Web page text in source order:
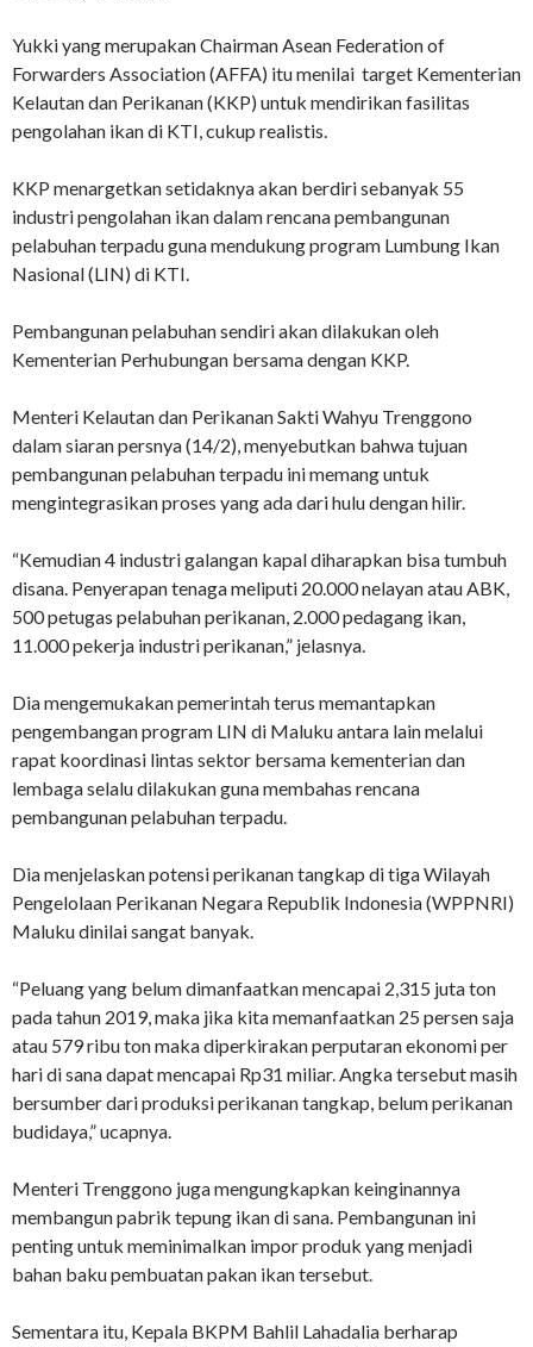
Yukki yang merupakan Chairman Asean Federation of
Forwarders Association (AFFA) itu menilai target Kementerian
Kelautan dan Perikanan (KKP) untuk mendirikan fasilitas
pengolahan ikan di KTI, cukup realistis.
KKP menargetkan setidaknya akan berdiri sebanyak 55
industri pengolahan ikan dalam rencana pembangunan
pelabuhan terpadu guna mendukung program Lumbung Ikan
Nasional (LIN) di KTI.
Pembangunan pelabuhan sendiri akan dilakukan oleh
Kementerian Perhubungan bersama dengan KKP.
Menteri Kelautan dan Perikanan Sakti Wahyu Trenggono
dalam siaran persnya (14/2), menyebutkan bahwa tujuan
pembangunan pelabuhan terpadu ini memang untuk
mengintegrasikan proses yang ada dari hulu dengan hilir.
“Kemudian 4 industri galangan kapal diharapkan bisa tumbuh
disana. Penyerapan tenaga meliputi 20.000 nelayan atau ABK,
500 petugas pelabuhan perikanan, 2.000 pedagang ikan,
11.000 pekerja industri perikanan,” jelasnya.
Dia mengemukakan pemerintah terus memantapkan
pengembangan program LIN di Maluku antara lain melalui
rapat koordinasi lintas sektor bersama kementerian dan
lembaga selalu dilakukan guna membahas rencana
pembangunan pelabuhan terpadu.
Dia menjelaskan potensi perikanan tangkap di tiga Wilayah
Pengelolaan Perikanan Negara Republik Indonesia (WPPNRI)
Maluku dinilai sangat banyak.
“Peluang yang belum dimanfaatkan mencapai 2,315 juta ton
pada tahun 2019, maka jika kita memanfaatkan 25 persen saja
atau 579 ribu ton maka diperkirakan perputaran ekonomi per
hari di sana dapat mencapai Rp31 miliar. Angka tersebut masih
bersumber dari produksi perikanan tangkap, belum perikanan
budidaya,” ucapnya.
Menteri Trenggono juga mengungkapkan keinginannya
membangun pabrik tepung ikan di sana. Pembangunan ini
penting untuk meminimalkan impor produk yang menjadi
bahan baku pembuatan pakan ikan tersebut.
Sementara itu, Kepala BKPM Bahlil Lahadalia berharap